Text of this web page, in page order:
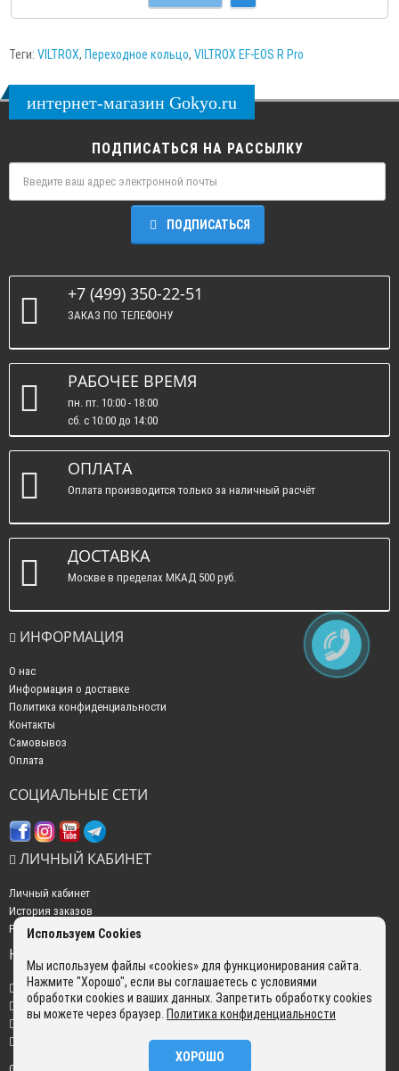
Теги: VILTROX, Переходное кольцо, VILTROX EF-EOS R Pro
интернет-магазин Gokyo.ru
ПОДПИСАТЬСЯ НА РАССЫЛКУ
ПОДПИСАТЬСЯ
+7 (499) 350-22-51
ЗАКАЗ ПО ТЕЛЕФОНУ
РАБОЧЕЕ ВРЕМЯ
пн. пт. 10:00 - 18:00
сб. c 10:00 до 14:00
вс. : выходные.
ОПЛАТА
Оплата производится только за наличный расчёт
ДОСТАВКА
Москве в пределах МКАД 500 руб.
ИНФОРМАЦИЯ
О нас
Информация о доставке
Политика конфиденциальности
Контакты
Самовывоз
Оплата
СОЦИАЛЬНЫЕ СЕТИ
ЛИЧНЫЙ КАБИНЕТ
Личный кабинет
История заказов
Рассылка новостей
НАШИ КОНТАКТЫ
+7 (499) 350-22-51
sales@gokyo.ru
пн. - пт. : с 10:00 до 18:00 сб. c 10:00 до 14:00 воскресенье : выходной.
г. Москва, Россия, Улица Сущёвский Вал, 5 с20
Используем Cookies
Мы используем файлы «cookies» для функционирования сайта.
Нажмите "Хорошо", если вы соглашаетесь с условиями
обработки cookies и ваших данных. Запретить обработку cookies
вы можете через браузер. Политика конфиденциальности
ХОРОШО